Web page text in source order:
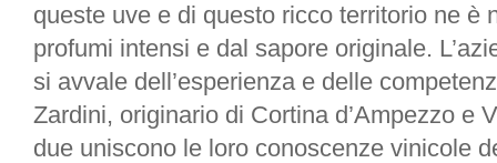
queste uve e di questo ricco territorio ne è
profumi intensi e dal sapore originale.
si avvale dell’esperienza e delle
Zardini, originario di Cortina d’Ampezzo e
due uniscono le loro conoscenze vinicole